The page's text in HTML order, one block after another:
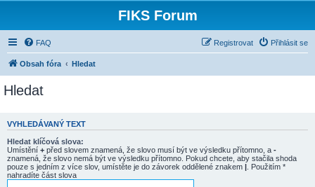
FIKS Forum
FAQ Přihlásit se
Registrovat
Obsah fóra Hledat
Hledat
VYHLEDÁVANÝ TEXT
Hledat klíčová slova:
Umístění + před slovem znamená, že slovo musí být ve výsledku přítomno, a -
znamená, že slovo nemá být ve výsledku přítomno. Pokud chcete, aby stačila shoda
pouze s jedním z více slov, umístěte je do závorek oddělené znakem | . Použitím *
nahradíte část slova